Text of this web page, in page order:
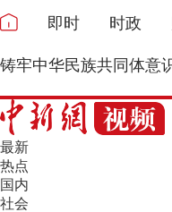
即时 时政
铸牢中华民族共同体意
最新
热点
国内
社会